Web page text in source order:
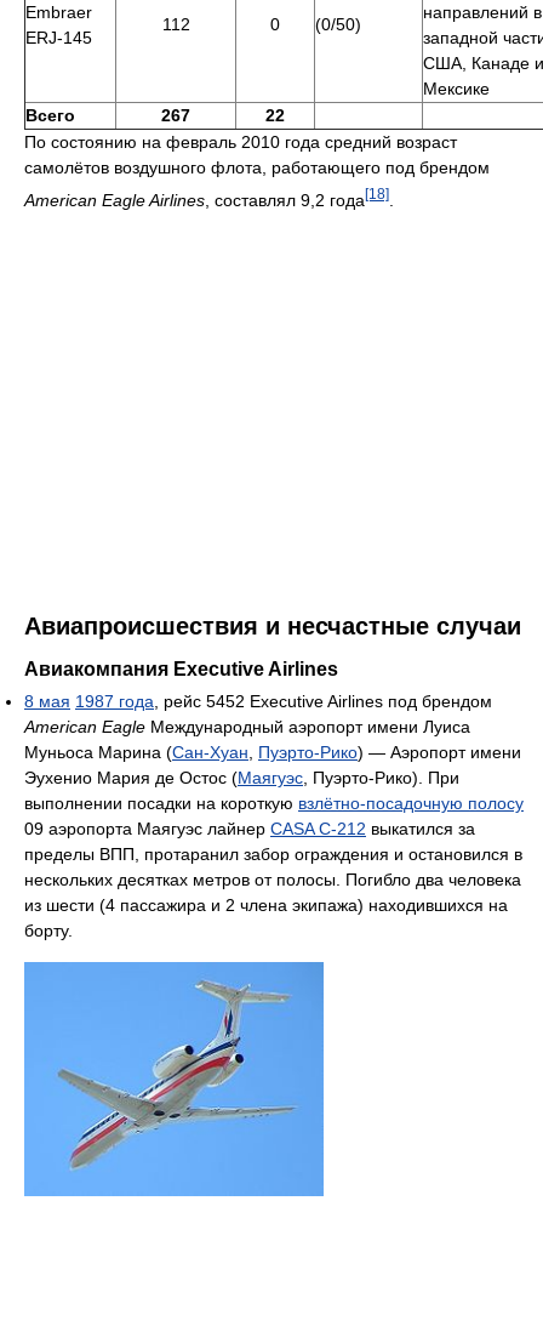
Embraer
ERJ-145
112 0 (0/50)
направлений в
западной
США, Канаде и
Мексике
Всего
267
22
По состоянию на февраль 2010 года средний возраст
самолётов воздушного флота, работающего под брендом
American Eagle Airlines , составлял 9,2 года[18]
Авиапроисшествия и несчастные случаи
Авиакомпания Executive Airlines
8 мая 1987 года , рейс 5452 Executive Airlines под брендом
American Eagle Международный аэропорт имени Луиса
Муньоса Марина (Сан-Хуан Пуэрто-Рико) — Аэропорт имени
Эухенио Мария де Остос (Маягуэс , Пуэрто-Рико). При
выполнении посадки на короткую взлётно-посадочную полосу
09 аэропорта Маягуэс лайнер CASA C-212 выкатился за
пределы ВПП, протаранил забор ограждения и остановился в
нескольких десятках метров от полосы. Погибло два человека
из шести (4 пассажира и 2 члена экипажа) находившихся на
борту.